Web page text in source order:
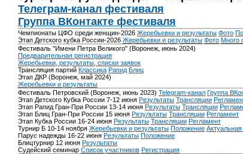
Телеграм-канал фестиваля
Группа ВКонтакте фестиваля
Чемпионаты ЦФО среди женщин-2026 Жеребьевки и результаты Фото
Этап Детского кубка России-2026 Жеребьевки и результаты Фото Много
Фестиваль "Имени Петра Великого" (Воронеж, июнь 2024)
Предварительная регистрация
Жеребьевки, результаты, списки заявок
Трансляция партий Классика Рапид Блиц
Этап ДКР (Воронеж, май 2024)
Жеребьевки и результаты
Фестиваль Петровский (Воронеж, июнь 2023) Telegram-канал Группа
Этап Детского Кубка России 7-12 июня Результаты Трансляции
Этап Рапид Гран-При России 13-14 июня Результаты Трансляции
Этап Блиц Гран-При России 15 июня Результаты Трансляции Регламент
Этап Кубка России 16-24 июня Результаты Трансляции Регламент
Турнир Б 10-14 ноября Жеребьевки и результаты Положение
Парус надежды 16-22 июня Результаты Положение
Блицтурнир 12 июня Результаты
Судейский семинар Список участников Регистрация